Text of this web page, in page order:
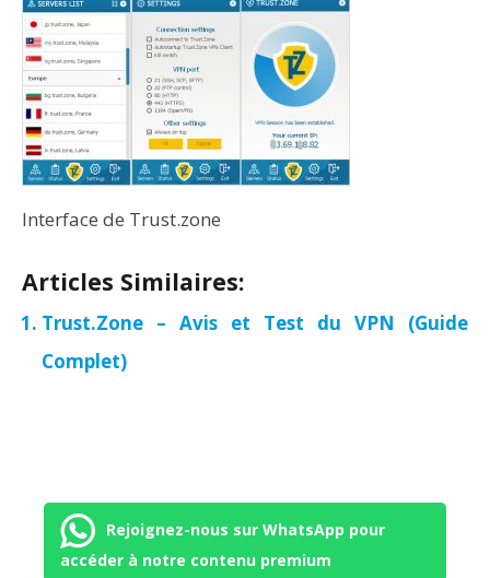
Interface de Trust.zone
Articles Similaires:
Trust.Zone – Avis et Test du VPN (Guide
Complet)
Rejoignez-nous sur WhatsApp pour
accéder à notre contenu premium